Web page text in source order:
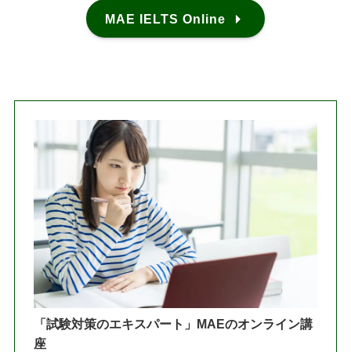
MAE IELTS Online
「試験対策のエキスパート」MAEのオンライン講
座